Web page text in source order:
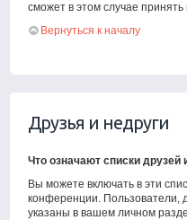
сможет в этом случае
Вернуться к началу
Друзья и недруги
Что означают списки друзей
Вы можете включать в эти
конференции. Пользователи,
указаны в вашем личном